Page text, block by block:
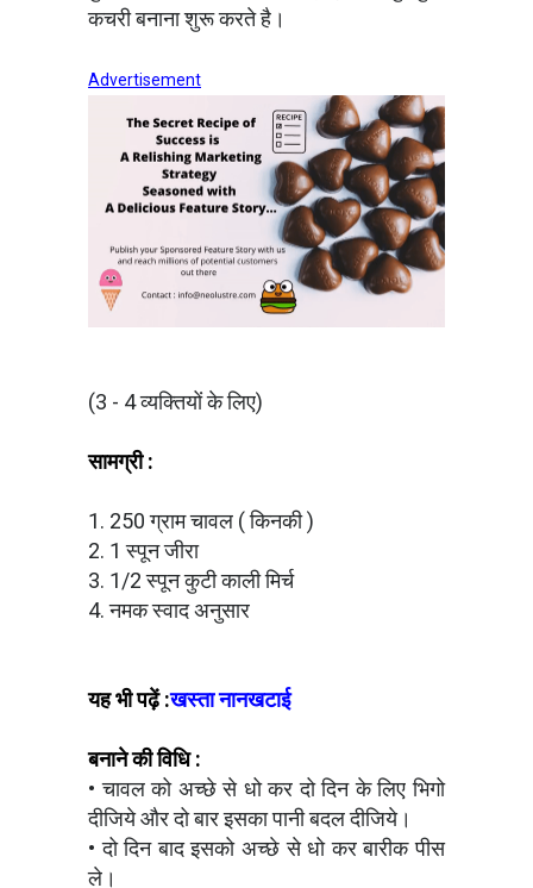
कचरी बनाना शुरू करते है।
Advertisement
(3 - 4 व्यक्तियों के लिए)
सामग्री :
1. 250 ग्राम चावल ( किनकी )
2. 1 स्पून जीरा
3. 1/2 स्पून कुटी काली मिर्च
4. नमक स्वाद अनुसार
यह भी पढ़ें :खस्ता नानखटाई
बनाने की विधि :
• चावल को अच्छे से धो कर दो दिन के लिए भिगो
दीजिये और दो बार इसका पानी बदल दीजिये।
• दो दिन बाद इसको अच्छे से धो कर बारीक पीस
ले।